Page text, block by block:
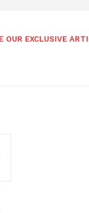
OUR EXCLUSIVE